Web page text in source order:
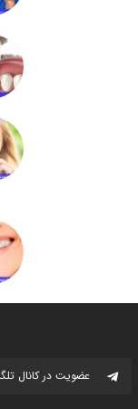
عضویت در کانال